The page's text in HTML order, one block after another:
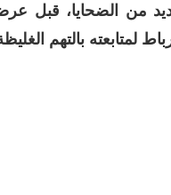
من الضحايا، قبل
لمتابعته بالتهم